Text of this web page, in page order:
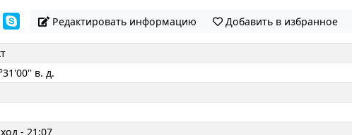
Редактировать информацию Добавить в избранное
в. д.
- 21:07